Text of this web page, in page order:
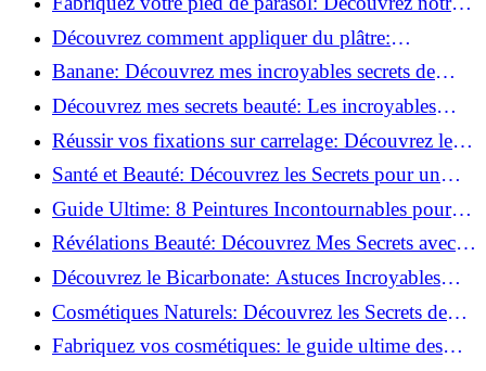
peau!
tutoriel facile !
Découvrez comment appliquer du plâtre:
Techniques pour un mur intérieur parfait!
Banane: Découvrez mes incroyables secrets de
beauté!
Découvrez mes secrets beauté: Les incroyables
vertus du curcuma!
Réussir vos fixations sur carrelage: Découvrez les
astuces infaillibles !
Santé et Beauté: Découvrez les Secrets pour un
Bien-être Optimal!
Guide Ultime: 8 Peintures Incontournables pour
Bois Extérieurs!
Révélations Beauté: Découvrez Mes Secrets avec le
Thé Vert Matcha!
Découvrez le Bicarbonate: Astuces Incroyables
pour Votre Quotidien!
Cosmétiques Naturels: Découvrez les Secrets de
Beauté Éco-responsables!
Fabriquez vos cosmétiques: le guide ultime des